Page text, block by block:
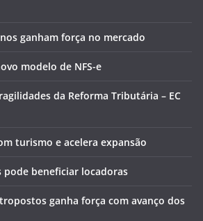
ganham força no mercado
modelo de NFS-e
da Reforma Tributária – EC
turismo e acelera expansão
pode beneficiar locadoras
ganha força com avanço dos